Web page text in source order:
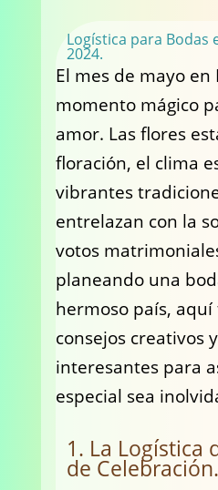
Logística para Bodas
2024.
El mes de mayo en
momento mágico
amor. Las flores
floración, el clima
vibrantes
entrelazan con la
votos
planeando una
hermoso país,
consejos creativos
interesantes para
especial sea
1. La Logística
de Celebración.